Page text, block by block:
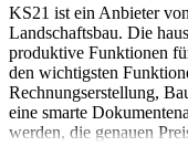
KS21 ist ein Anbieter
Landschaftsbau. Die
produktive Funktionen
den wichtigsten
Rechnungserstellung,
eine smarte
werden, die genauen